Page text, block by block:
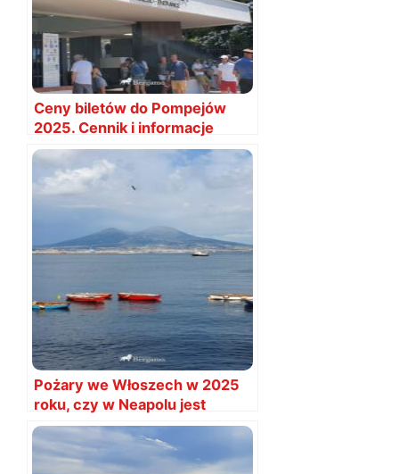
Ceny biletów do Pompejów
2025. Cennik i informacje
Pożary we Włoszech w 2025
roku, czy w Neapolu jest
bezpiecznie?